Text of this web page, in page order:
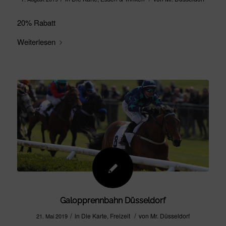
20% Rabatt
Weiterlesen
Galopprennbahn Düsseldorf
21. Mai 2019 / in Die Karte Freizeit / von Mr. Düsseldorf